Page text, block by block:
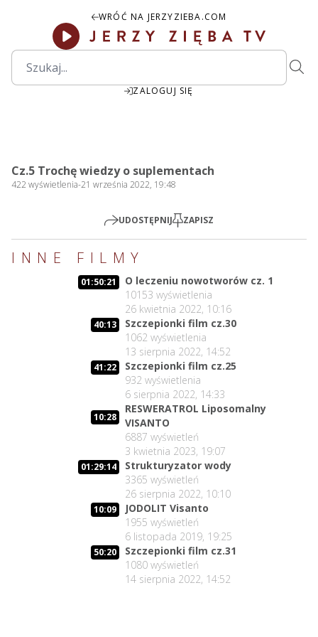
WRÓĆ NA JERZYZIEBA.COM
ZALOGUJ SIĘ
Play
Cz.5 Trochę wiedzy o suplementach
422 wyświetlenia-21 września 2022, 19:48
UDOSTĘPNIJ ZAPISZ
INNE FILMY
01:50:21
O leczeniu nowotworów cz. 1
10153 wyświetlenia
26 kwietnia 2022, 10:16
40:13
Szczepionki film cz.30
1062 wyświetlenia
13 sierpnia 2022, 14:52
41:22
Szczepionki film cz.25
932 wyświetlenia
6 sierpnia 2022, 14:33
10:28
RESWERATROL Liposomalny
VISANTO
6887 wyświetleń
3 kwietnia 2023, 19:07
01:29:14
Strukturyzator wody
3365 wyświetleń
26 sierpnia 2022, 10:10
10:09
JODOLIT Visanto
1955 wyświetleń
6 listopada 2019, 19:25
50:20
Szczepionki film cz.31
1080 wyświetleń
14 sierpnia 2022, 14:52